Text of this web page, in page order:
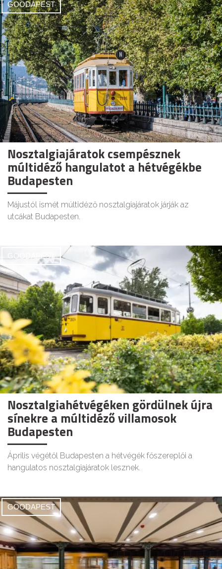
GOODAPEST
Nosztalgiajáratok csempésznek
múltidéző hangulatot a hétvégékbe
Budapesten
Májustól ismét múltidéző nosztalgiajáratok járják az
utcákat Budapesten.
GOODAPEST
Nosztalgiahétvégéken gördülnek újra
sínekre a múltidéző villamosok
Budapesten
Április végétől Budapesten a hétvégék főszereplői a
hangulatos nosztalgiajáratok lesznek.
GOODAPEST